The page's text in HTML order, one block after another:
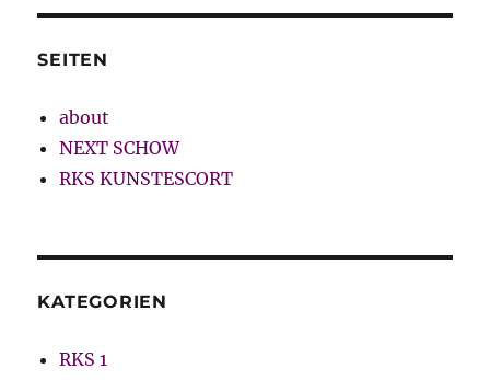
SEITEN
about
NEXT SCHOW
RKS KUNSTESCORT
KATEGORIEN
RKS 1